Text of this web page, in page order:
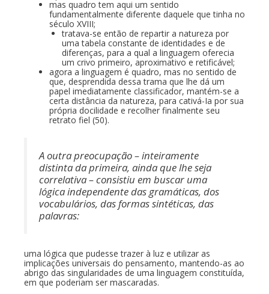
mas quadro tem aqui um sentido
fundamentalmente diferente daquele que tinha no
século XVIII;
tratava-se então de repartir a natureza por
uma tabela constante de identidades e de
diferenças, para a qual a linguagem oferecia
um crivo primeiro, aproximativo e retificável;
agora a linguagem é quadro, mas no sentido de
que, desprendida dessa trama que lhe dá um
papel imediatamente classificador, mantém-se a
certa distância da natureza, para cativá-Ia por sua
própria docilidade e recolher finalmente seu
retrato fiel (50).
A outra preocupação – inteiramente
distinta da primeira, ainda que lhe seja
correlativa – consistiu em buscar uma
lógica independente das gramáticas, dos
vocabulários, das formas sintéticas, das
palavras:
uma lógica que pudesse trazer à luz e utilizar as
implicações universais do pensamento, mantendo-as ao
abrigo das singularidades de uma linguagem constituída,
em que poderiam ser mascaradas.